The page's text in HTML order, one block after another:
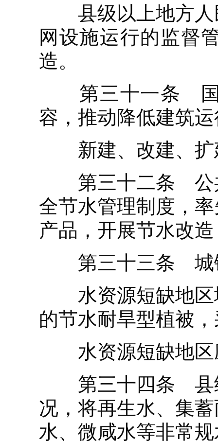
县级以上地方人
网设施运行的监督
造。
第三十一条 国
容，推动降低建筑
新建、改建、扩
第三十二条 公共
全节水管理制度，
产品，开展节水改
第三十三条 城镇
水资源短缺地区
的节水耐旱型植被
水资源短缺地区
第三十四条 县级
况，将再生水、集
水、微咸水等非常